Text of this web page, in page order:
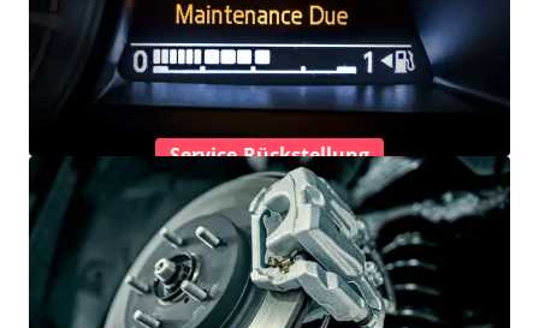
Service-Rückstellung